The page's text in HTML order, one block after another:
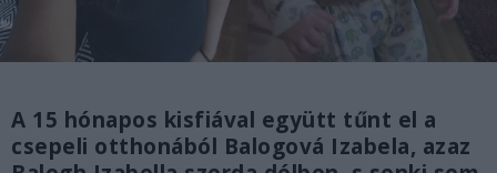
A 15 hónapos kisfiával együtt tűnt el a
csepeli otthonából Balogová Izabela, azaz